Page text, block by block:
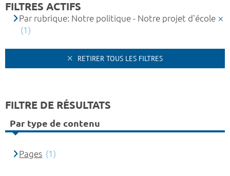
FILTRES ACTIFS
Par rubrique: Notre politique - Notre projet d'école
(1)
RETIRER TOUS LES FILTRES
FILTRE DE RÉSULTATS
Par type de contenu
Pages (1)